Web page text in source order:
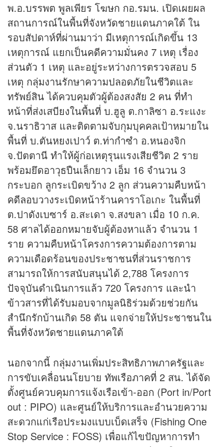
พ.อ.บรรพต พูลเพียร โฆษก กอ.รมน. เปิดเผยผล
สถานการณ์ในพื้นที่จังหวัดชายแดนภาคใต้ ใน
รอบสัปดาห์ที่ผ่านมาว่า มีเหตุการณ์เกิดขึ้น 13
เหตุการณ์ แยกเป็นคดีความมั่นคง 7 เหตุ เรื่อง
ส่วนตัว 1 เหตุ และอยู่ระหว่างการตรวจสอบ 5
เหตุ กลุ่มงานรักษาความปลอดภัยในชีวิตและ
ทรัพย์สิน ได้ควบคุมตัวผู้ต้องสงสัย 2 คน ที่ทำ
หน้าที่ส่งเสบียงในพื้นที่ บ.ฮูลู ต.กาลิซา อ.ระแงะ
จ.นราธิวาส และติดตามจับกุมบุคคลเป้าหมายใน
พื้นที่ บ.ตันหยงเปาว์ ต.ท่ากำซำ อ.หนองจิก
จ.ปัตตานี ทำให้ผู้ก่อเหตุรุนแรงเสียชีวิต 2 ราย
พร้อมยึดอาวุธปืนเล็กยาว เอ็ม 16 จำนวน 3
กระบอก ลูกระเบิดขว้าง 2 ลูก ส่วนความคืบหน้า
คดีลอบวางระเบิดหน้าร้านคาราโอเกะ ในพื้นที่
ต.ปาดังเบซาร์ อ.สะเดา จ.สงขลา เมื่อ 10 ก.ค.
58 ศาลได้ออกหมายจับผู้ต้องหาแล้ว จำนวน 1
ราย ความคืบหน้าโครงการความต้องการตาม
ความเดือดร้อนของประชาชนที่ส่วนราชการ
สามารถให้การสนับสนุนได้ 2,788 โครงการ
ปัจจุบันดำเนินการแล้ว 720 โครงการ และนำ
ข้าวสารที่ได้รับมอบจากมูลนิธิร่วมด้วยช่วยกัน
สำนึกรักบ้านเกิด 58 ตัน แจกจ่ายให้ประชาชนใน
พื้นที่จังหวัดชายแดนภาคใต้
นอกจากนี้ กลุ่มงานเพิ่มประสิทธิภาพภาครัฐและ
การขับเคลื่อนนโยบาย ทัพเรือภาคที่ 2 สน. ได้จัด
ตั้งศูนย์ควบคุมการแจ้งเรือเข้า-ออก (Port in/Port
out : PIPO) และศูนย์ให้บริการและอำนวยความ
สะดวกแก่เรือประมงแบบเบ็ดเสร็จ (Fishing One
Stop Service : FOSS) เพื่อแก้ไขปัญหาการทำ